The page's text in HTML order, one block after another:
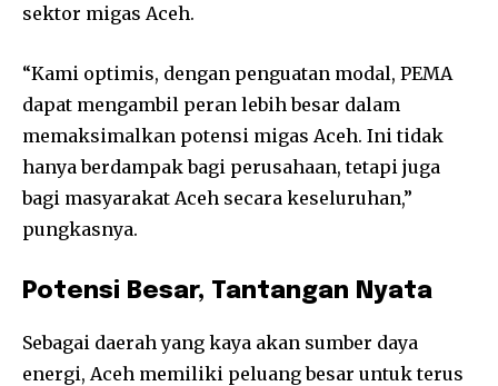
sektor migas Aceh.
“Kami optimis, dengan penguatan modal, PEMA
dapat mengambil peran lebih besar dalam
memaksimalkan potensi migas Aceh. Ini tidak
hanya berdampak bagi perusahaan, tetapi juga
bagi masyarakat Aceh secara keseluruhan,”
pungkasnya.
Potensi Besar, Tantangan Nyata
Sebagai daerah yang kaya akan sumber daya
energi, Aceh memiliki peluang besar untuk terus